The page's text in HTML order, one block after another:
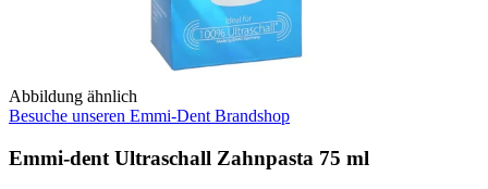
Abbildung ähnlich
Besuche unseren Emmi-Dent Brandshop
Emmi-dent Ultraschall Zahnpasta 75 ml